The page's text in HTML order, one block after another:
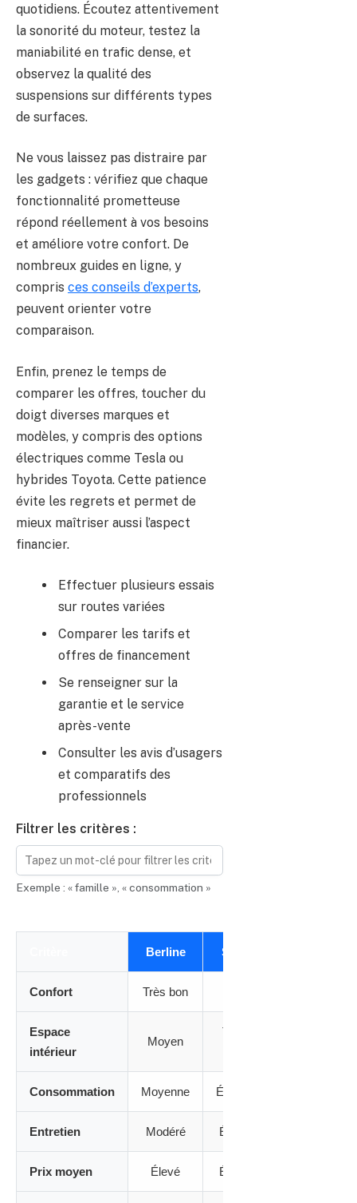
quotidiens. Écoutez attentivement
la sonorité du moteur, testez la
maniabilité en trafic dense, et
observez la qualité des
suspensions sur différents types
de surfaces.
Ne vous laissez pas distraire par
les gadgets : vérifiez que chaque
fonctionnalité prometteuse
répond réellement à vos besoins
et améliore votre confort. De
nombreux guides en ligne, y
compris ces conseils d’experts,
peuvent orienter votre
comparaison.
Enfin, prenez le temps de
comparer les offres, toucher du
doigt diverses marques et
modèles, y compris des options
électriques comme Tesla ou
hybrides Toyota. Cette patience
évite les regrets et permet de
mieux maîtriser aussi l’aspect
financier.
Effectuer plusieurs essais
sur routes variées
Comparer les tarifs et
offres de financement
Se renseigner sur la
garantie et le service
après-vente
Consulter les avis d’usagers
et comparatifs des
professionnels
Filtrer les critères :
Exemple : « famille », « consommation »
Berline SUV
Confort Très bon
Espace
intérieur
Moyen
Très
Consommation Moyenne Élevée
Entretien Modéré Élevé
Prix moyen Élevé Élevé